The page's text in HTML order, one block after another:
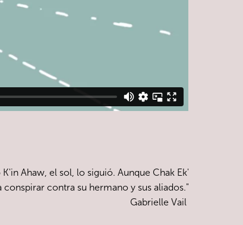
Ahaw, el sol, lo siguió. Aunque Chak Ek'
contra su hermano y sus aliados."
Gabrielle Vail